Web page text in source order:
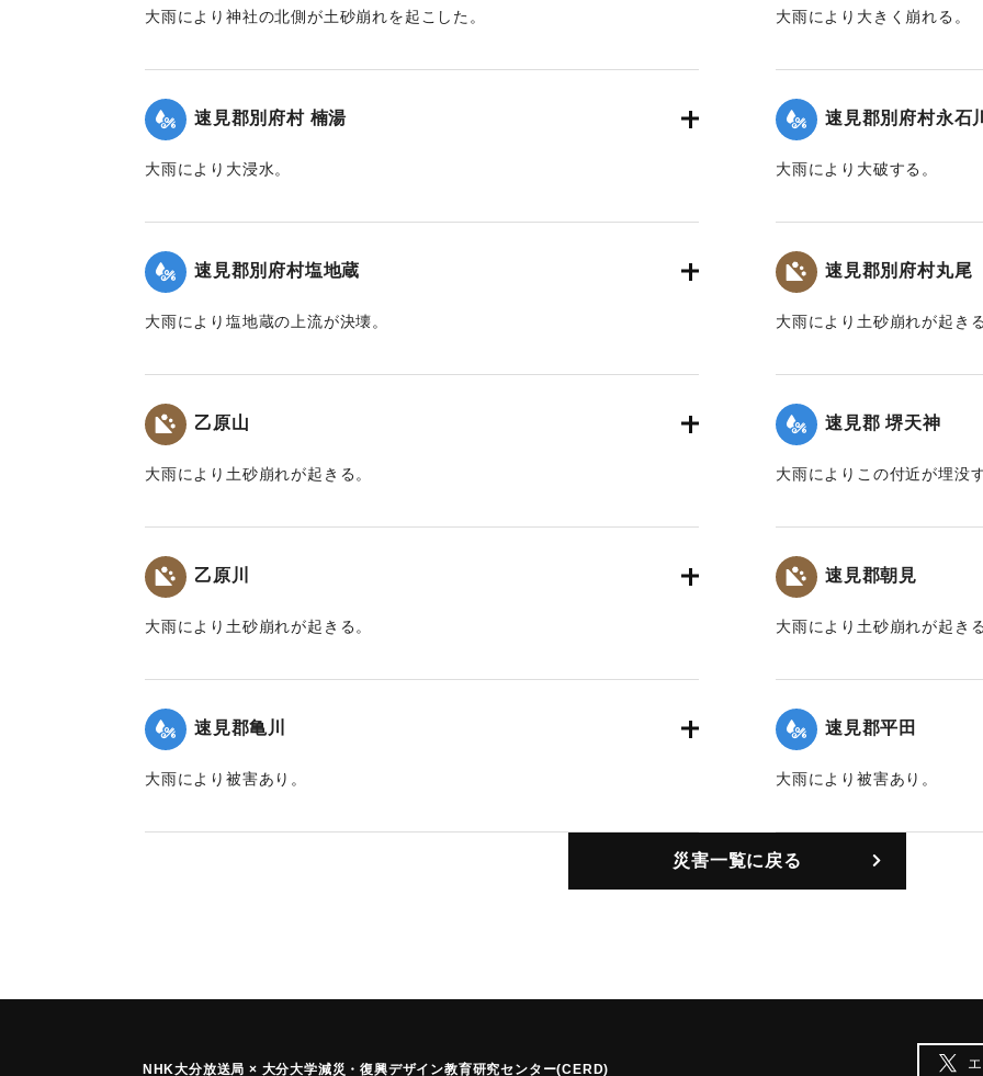
大雨により神社の北側が土砂崩れを起こした。
｜固有コード:00201010
大雨により大きく崩れる。
｜固有コード:00201011
速見郡別府村 楠湯
大雨により大浸水。
｜固有コード:00201013
速見郡別府村永石
大雨により大破する。
｜固有コード:00201005
速見郡別府村塩地蔵
大雨により塩地蔵の上流が決壊。
｜固有コード:00201006
速見郡別府村丸尾
大雨により土砂崩れが起きる
｜固有コード:00201007
乙原山
大雨により土砂崩れが起きる。
｜固有コード:00201008
速見郡 堺天神
大雨によりこの付近が埋没す
｜固有コード:00201009
乙原川
大雨により土砂崩れが起きる。
｜固有コード:00201001
速見郡朝見
大雨により土砂崩れが起きる
｜固有コード:00201002
速見郡亀川
大雨により被害あり。
｜固有コード:00201003
速見郡平田
大雨により被害あり。
｜固有コード:00201004
災害一覧に戻る
NHK大分放送局 × 大分大学減災 ・復興デザイン教育研究センター(CERD)